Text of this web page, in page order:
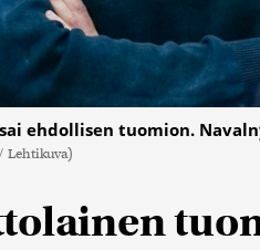
ehdollisen tuomion.
Lehtikuva)